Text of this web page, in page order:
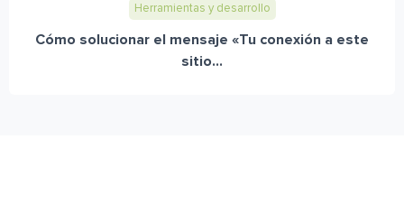
Herramientas y desarrollo
Cómo solucionar el mensaje «Tu conexión a este
sitio...